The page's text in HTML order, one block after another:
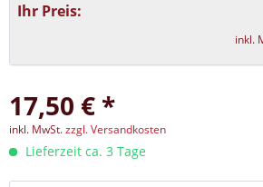
Ihr Preis:
inkl.
17,50 € *
inkl. MwSt.zzgl. Versandkosten
Lieferzeit ca. 3 Tage